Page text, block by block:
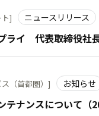
ライ 代表取締役社
] ニュースリリース
テナンスについて（
（首都圏）] お知らせ